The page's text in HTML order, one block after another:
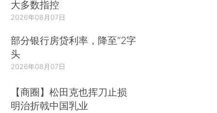
大多数指控
2026年08月07日
部分银行房贷利率，降至“2字
头
2026年08月07日
【商圈】松田克也挥刀止损
明治折戟中国乳业